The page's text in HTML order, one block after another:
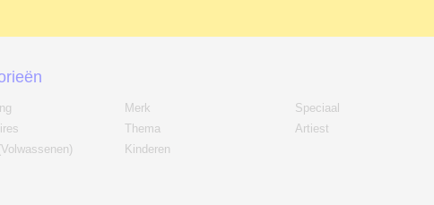
Merk
Thema
Kinderen
Speciaal
Artiest